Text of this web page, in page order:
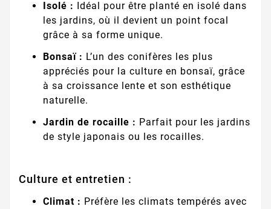
Isolé : Idéal pour être planté en isolé dans
les jardins, où il devient un point focal
grâce à sa forme unique.
Bonsaï : L’un des conifères les plus
appréciés pour la culture en bonsaï, grâce
à sa croissance lente et son esthétique
naturelle.
Jardin de rocaille : Parfait pour les jardins
de style japonais ou les rocailles.
Culture et entretien :
Climat : Préfère les climats tempérés avec